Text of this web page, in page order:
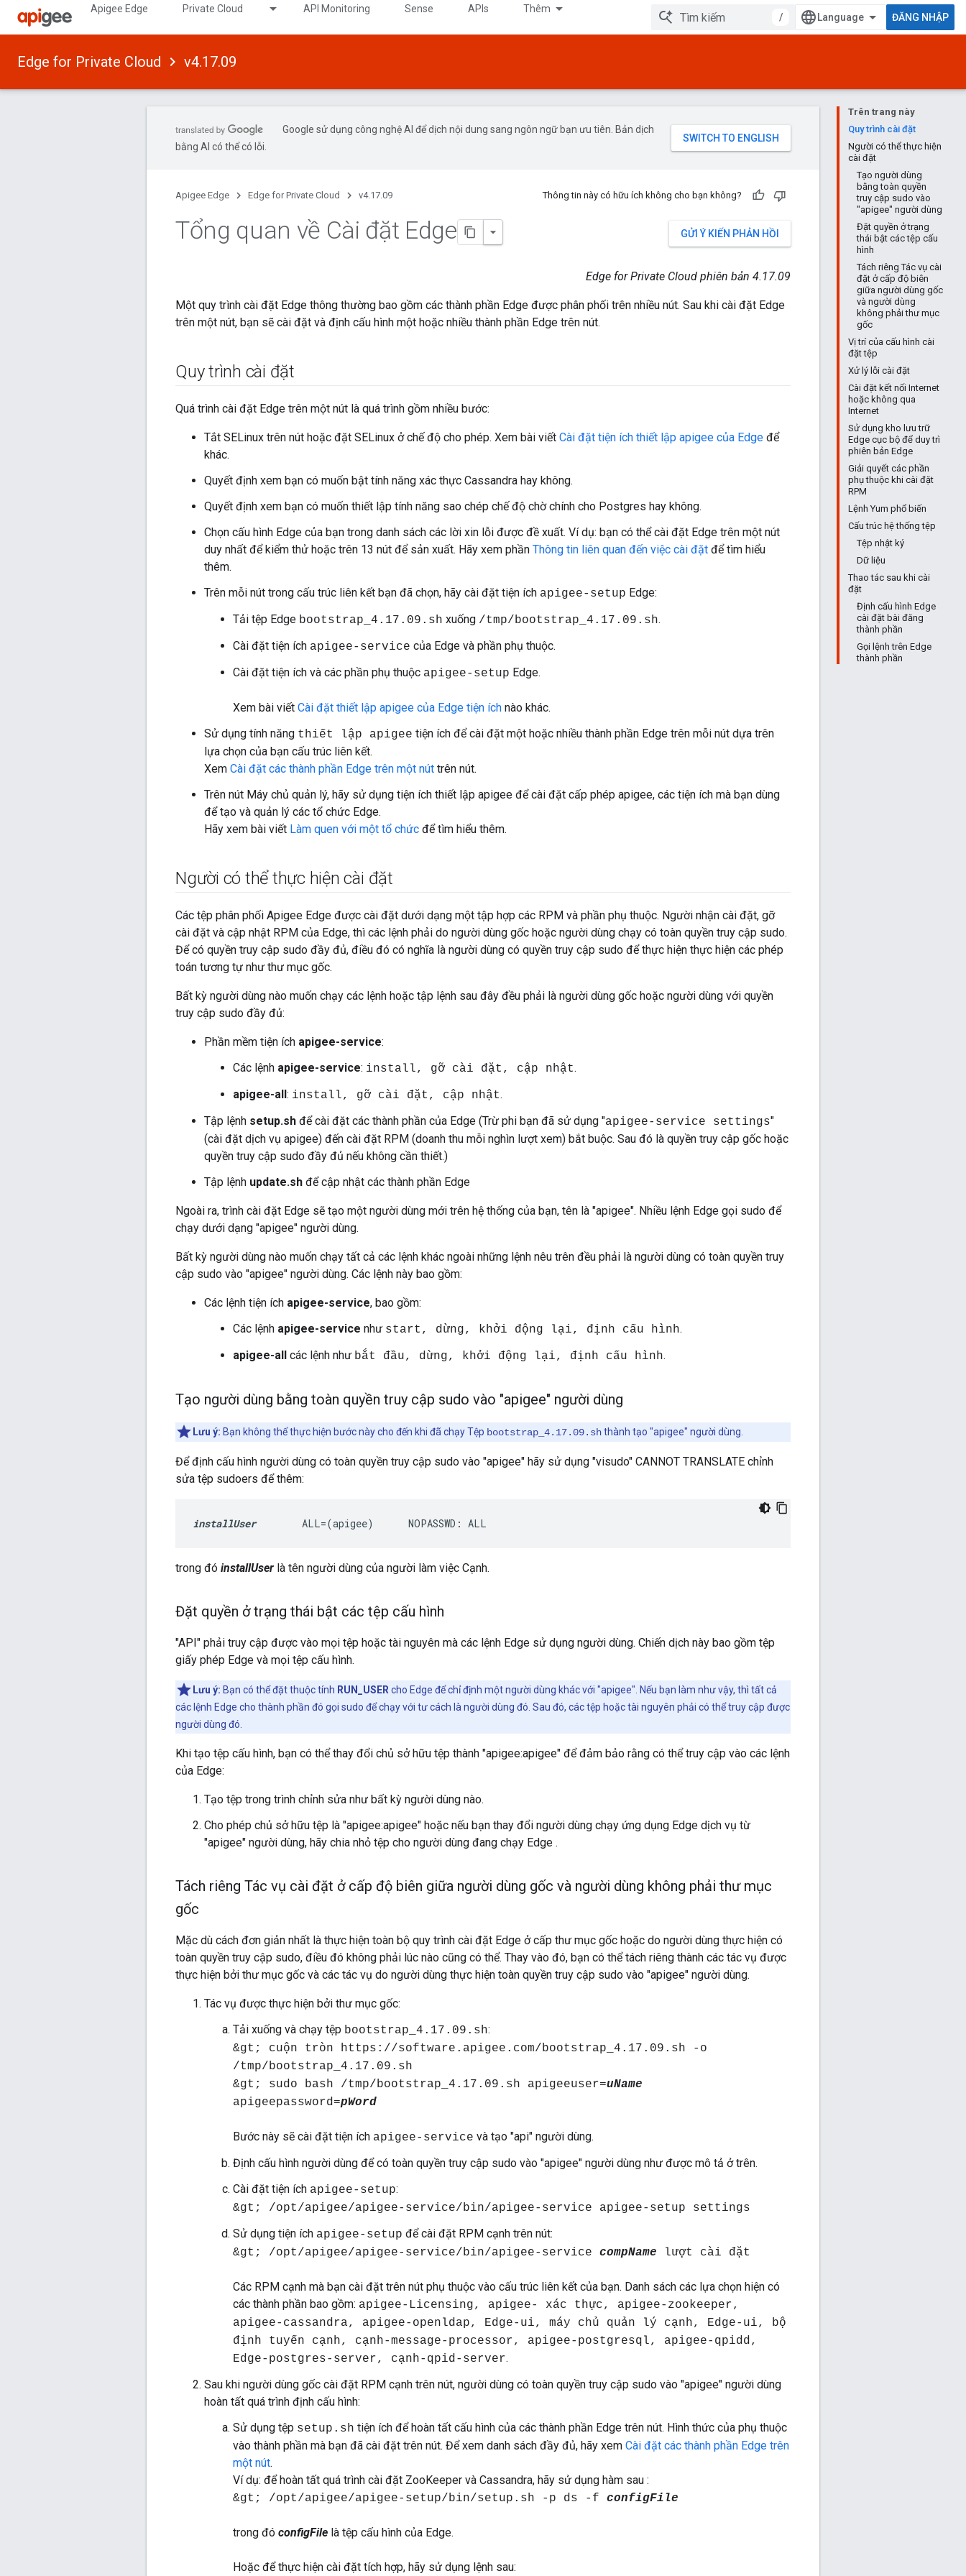
Apigee Edge Private Cloud API Monitoring Sense APIs Thêm
/ ĐĂNG NHẬP
Edge for Private Cloud v4.17.09
Trên trang này
Quy trình cài đặt
Người có thể thực hiện
cài đặt
Tạo người dùng
bằng toàn quyền
truy cập sudo vào
"apigee" người dùng
Đặt quyền ở trạng
thái bật các tệp cấu
hình
Tách riêng Tác vụ cài
đặt ở cấp độ biên
giữa người dùng gốc
và người dùng
không phải thư mục
gốc
Vị trí của cấu hình cài
đặt tệp
Xử lý lỗi cài đặt
Cài đặt kết nối Internet
hoặc không qua
Internet
Sử dụng kho lưu trữ
Edge cục bộ để duy trì
phiên bản Edge
Giải quyết các phần
phụ thuộc khi cài đặt
RPM
Lệnh Yum phổ biến
Cấu trúc hệ thống tệp
Tệp nhật ký
Dữ liệu
Thao tác sau khi cài
đặt
Định cấu hình Edge
cài đặt bài đăng
thành phần
Gọi lệnh trên Edge
thành phần
Google sử dụng công nghệ AI để dịch nội dung sang ngôn ngữ bạn ưu tiên. Bản dịch
bằng AI có thể có lỗi.
Apigee Edge Edge for Private Cloud v4.17.09 Thông tin này có hữu ích không cho bạn không?
GỬI Ý KIẾN PHẢN HỒI
Tổng quan về Cài đặt Edge
Edge for Private Cloud phiên bản 4.17.09
Một quy trình cài đặt Edge thông thường bao gồm các thành phần Edge được phân phối trên nhiều nút. Sau khi cài đặt Edge
trên một nút, bạn sẽ cài đặt và định cấu hình một hoặc nhiều thành phần Edge trên nút.
Quy trình cài đặt
Quá trình cài đặt Edge trên một nút là quá trình gồm nhiều bước:
Tắt SELinux trên nút hoặc đặt SELinux ở chế độ cho phép. Xem bài viết Cài đặt tiện ích thiết lập apigee của Edge để
khác.
Quyết định xem bạn có muốn bật tính năng xác thực Cassandra hay không.
Quyết định xem bạn có muốn thiết lập tính năng sao chép chế độ chờ chính cho Postgres hay không.
Chọn cấu hình Edge của bạn trong danh sách các lời xin lỗi được đề xuất. Ví dụ: bạn có thể cài đặt Edge trên một nút
duy nhất để kiểm thử hoặc trên 13 nút để sản xuất. Hãy xem phần Thông tin liên quan đến việc cài đặt để tìm hiểu
thêm.
Trên mỗi nút trong cấu trúc liên kết bạn đã chọn, hãy cài đặt tiện ích apigee-setup Edge:
Tải tệp Edge bootstrap_4.17.09.sh xuống /tmp/bootstrap_4.17.09.sh.
Cài đặt tiện ích apigee-service của Edge và phần phụ thuộc.
Cài đặt tiện ích và các phần phụ thuộc apigee-setup Edge.
Xem bài viết Cài đặt thiết lập apigee của Edge tiện ích nào khác.
Sử dụng tính năng thiết lập apigee tiện ích để cài đặt một hoặc nhiều thành phần Edge trên mỗi nút dựa trên
lựa chọn của bạn cấu trúc liên kết.
Xem Cài đặt các thành phần Edge trên một nút trên nút.
Trên nút Máy chủ quản lý, hãy sử dụng tiện ích thiết lập apigee để cài đặt cấp phép apigee, các tiện ích mà bạn dùng
để tạo và quản lý các tổ chức Edge.
Hãy xem bài viết Làm quen với một tổ chức để tìm hiểu thêm.
Người có thể thực hiện cài đặt
Các tệp phân phối Apigee Edge được cài đặt dưới dạng một tập hợp các RPM và phần phụ thuộc. Người nhận cài đặt, gỡ
cài đặt và cập nhật RPM của Edge, thì các lệnh phải do người dùng gốc hoặc người dùng chạy có toàn quyền truy cập sudo.
Để có quyền truy cập sudo đầy đủ, điều đó có nghĩa là người dùng có quyền truy cập sudo để thực hiện thực hiện các phép
toán tương tự như thư mục gốc.
Bất kỳ người dùng nào muốn chạy các lệnh hoặc tập lệnh sau đây đều phải là người dùng gốc hoặc người dùng với quyền
truy cập sudo đầy đủ:
Phần mềm tiện ích apigee-service:
Các lệnh apigee-service: install, gỡ cài đặt, cập nhật.
apigee-all: install, gỡ cài đặt, cập nhật.
Tập lệnh setup.sh để cài đặt các thành phần của Edge (Trừ phi bạn đã sử dụng "apigee-service settings"
(cài đặt dịch vụ apigee) đến cài đặt RPM (doanh thu mỗi nghìn lượt xem) bắt buộc. Sau đó là quyền truy cập gốc hoặc
quyền truy cập sudo đầy đủ nếu không cần thiết.)
Tập lệnh update.sh để cập nhật các thành phần Edge
Ngoài ra, trình cài đặt Edge sẽ tạo một người dùng mới trên hệ thống của bạn, tên là "apigee". Nhiều lệnh Edge gọi sudo để
chạy dưới dạng "apigee" người dùng.
Bất kỳ người dùng nào muốn chạy tất cả các lệnh khác ngoài những lệnh nêu trên đều phải là người dùng có toàn quyền truy
cập sudo vào "apigee" người dùng. Các lệnh này bao gồm:
Các lệnh tiện ích apigee-service, bao gồm:
Các lệnh apigee-service như start, dừng, khởi động lại, định cấu hình.
apigee-all các lệnh như bắt đầu, dừng, khởi động lại, định cấu hình.
Tạo người dùng bằng toàn quyền truy cập sudo vào "apigee" người dùng
Lưu ý: Bạn không thể thực hiện bước này cho đến khi đã chạy Tệp bootstrap_4.17.09.shthành tạo "apigee" người dùng.
Để định cấu hình người dùng có toàn quyền truy cập sudo vào "apigee" hãy sử dụng "visudo" CANNOT TRANSLATE chỉnh
sửa tệp sudoers để thêm:
installUser
        ALL=(apigee)      NOPASSWD: ALL
trong đó installUser là tên người dùng của người làm việc Cạnh.
Đặt quyền ở trạng thái bật các tệp cấu hình
"API" phải truy cập được vào mọi tệp hoặc tài nguyên mà các lệnh Edge sử dụng người dùng. Chiến dịch này bao gồm tệp
giấy phép Edge và mọi tệp cấu hình.
Lưu ý: Bạn có thể đặt thuộc tính RUN_USER cho Edge để chỉ định một người dùng khác với "apigee". Nếu bạn làm như vậy, thì tất cả
các lệnh Edge cho thành phần đó gọi sudo để chạy với tư cách là người dùng đó. Sau đó, các tệp hoặc tài nguyên phải có thể truy cập được
người dùng đó.
Khi tạo tệp cấu hình, bạn có thể thay đổi chủ sở hữu tệp thành "apigee:apigee" để đảm bảo rằng có thể truy cập vào các lệnh
của Edge:
Tạo tệp trong trình chỉnh sửa như bất kỳ người dùng nào.
Cho phép chủ sở hữu tệp là "apigee:apigee" hoặc nếu bạn thay đổi người dùng chạy ứng dụng Edge dịch vụ từ
"apigee" người dùng, hãy chia nhỏ tệp cho người dùng đang chạy Edge .
Tách riêng Tác vụ cài đặt ở cấp độ biên giữa người dùng gốc và người dùng không phải thư mục
gốc
Mặc dù cách đơn giản nhất là thực hiện toàn bộ quy trình cài đặt Edge ở cấp thư mục gốc hoặc do người dùng thực hiện có
toàn quyền truy cập sudo, điều đó không phải lúc nào cũng có thể. Thay vào đó, bạn có thể tách riêng thành các tác vụ được
thực hiện bởi thư mục gốc và các tác vụ do người dùng thực hiện toàn quyền truy cập sudo vào "apigee" người dùng.
Tác vụ được thực hiện bởi thư mục gốc:
Tải xuống và chạy tệp bootstrap_4.17.09.sh:
&gt; cuộn tròn https://software.apigee.com/bootstrap_4.17.09.sh -o
/tmp/bootstrap_4.17.09.sh
&gt; sudo bash /tmp/bootstrap_4.17.09.sh apigeeuser=uName
apigeepassword=pWord
Bước này sẽ cài đặt tiện ích apigee-service và tạo "api" người dùng.
Định cấu hình người dùng để có toàn quyền truy cập sudo vào "apigee" người dùng như được mô tả ở trên.
Cài đặt tiện ích apigee-setup:
&gt; /opt/apigee/apigee-service/bin/apigee-service apigee-setup settings
Sử dụng tiện ích apigee-setup để cài đặt RPM cạnh trên nút:
&gt; /opt/apigee/apigee-service/bin/apigee-service compName lượt cài đặt
Các RPM cạnh mà bạn cài đặt trên nút phụ thuộc vào cấu trúc liên kết của bạn. Danh sách các lựa chọn hiện có
các thành phần bao gồm: apigee-Licensing, apigee- xác thực, apigee-zookeeper,
apigee-cassandra, apigee-openldap, Edge-ui, máy chủ quản lý cạnh, Edge-ui, bộ
định tuyến cạnh, cạnh-message-processor, apigee-postgresql, apigee-qpidd,
Edge-postgres-server, cạnh-qpid-server.
Sau khi người dùng gốc cài đặt RPM cạnh trên nút, người dùng có toàn quyền truy cập sudo vào "apigee" người dùng
hoàn tất quá trình định cấu hình:
Sử dụng tệp setup.sh tiện ích để hoàn tất cấu hình của các thành phần Edge trên nút. Hình thức của phụ thuộc
vào thành phần mà bạn đã cài đặt trên nút. Để xem danh sách đầy đủ, hãy xem Cài đặt các thành phần Edge trên
một nút.
Ví dụ: để hoàn tất quá trình cài đặt ZooKeeper và Cassandra, hãy sử dụng hàm sau :
&gt; /opt/apigee/apigee-setup/bin/setup.sh -p ds -f configFile
trong đó configFile là tệp cấu hình của Edge.
Hoặc để thực hiện cài đặt tích hợp, hãy sử dụng lệnh sau: